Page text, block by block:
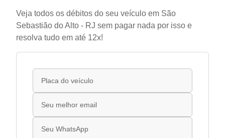
Veja todos os débitos do seu veículo em São
Sebastião do Alto - RJ sem pagar nada por isso e
resolva tudo em até 12x!